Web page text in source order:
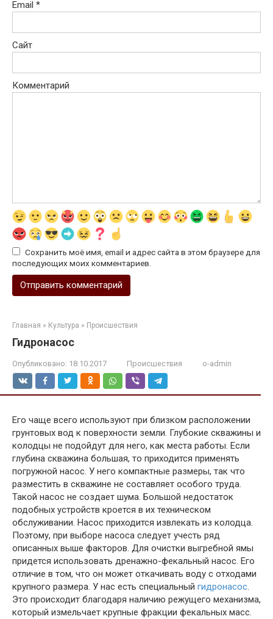
Email *
Сайт
Комментарий
Сохранить моё имя, email и адрес сайта в этом браузере для
последующих моих комментариев.
Главная » Культура » Происшествия
Гидронасос
Опубликовано: 18.10.2017 Происшествия o-admin
Его чаще всего используют при близком расположении
грунтовых вод к поверхности земли. Глубокие скважины и
колодцы не подойдут для него, как места работы. Если
глубина скважина большая, то приходится применять
погружной насос. У него компактные размеры, так что
разместить в скважине не составляет особого труда.
Такой насос не создает шума. Большой недостаток
подобных устройств кроется в их техническом
обслуживании. Насос приходится извлекать из колодца.
Поэтому, при выборе насоса следует учесть ряд
описанных выше факторов. Для очистки выгребной ямы
придется использовать дренажно-фекальный насос. Его
отличие в том, что он может откачивать воду с отходами
крупного размера. У нас есть специальный гидронасос.
Это происходит благодаря наличию режущего механизма,
который измельчает крупные фракции фекальных масс.